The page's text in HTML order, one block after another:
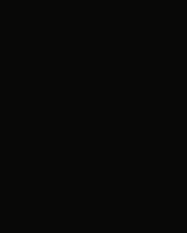
Gruppe ist essenziell